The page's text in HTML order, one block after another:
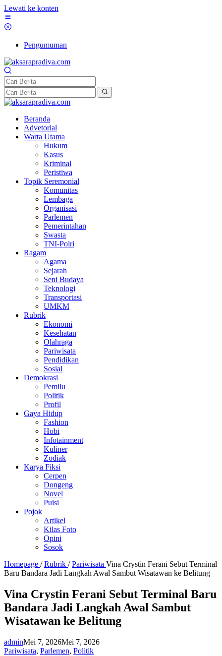
Lewati ke konten
Pengumuman
Beranda
Advetorial
Warta Utama
Hukum
Kasus
Kriminal
Peristiwa
Topik Seremonial
Komunitas
Lembaga
Organisasi
Parlemen
Pemerintahan
Swasta
TNI-Polri
Ragam
Agama
Sejarah
Seni Budaya
Teknologi
Transportasi
UMKM
Rubrik
Ekonomi
Kesehatan
Olahraga
Pariwisata
Pendidikan
Sosial
Demokrasi
Pemilu
Politik
Profil
Gaya Hidup
Fashion
Hobi
Infotainment
Kuliner
Zodiak
Karya Fiksi
Cerpen
Dongeng
Novel
Puisi
Pojok
Artikel
Kilas Foto
Opini
Sosok
Homepage / Rubrik / Pariwisata Vina Crystin Ferani Sebut Terminal
Baru Bandara Jadi Langkah Awal Sambut Wisatawan ke Belitung
Vina Crystin Ferani Sebut Terminal Baru
Bandara Jadi Langkah Awal Sambut
Wisatawan ke Belitung
adminMei 7, 2026Mei 7, 2026
Pariwisata, Parlemen, Politik